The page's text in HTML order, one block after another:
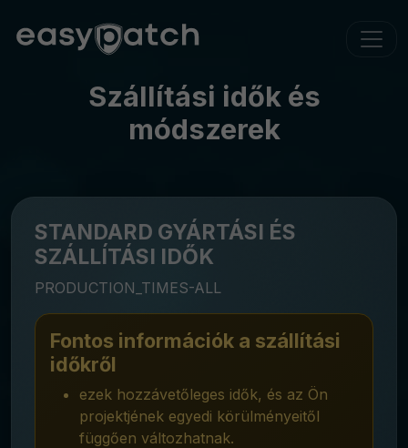
Szállítási idők és
módszerek
STANDARD GYÁRTÁSI ÉS
SZÁLLÍTÁSI IDŐK
PRODUCTION_TIMES-ALL
Fontos információk a szállítási
időkről
ezek hozzávetőleges idők, és az Ön
projektjének egyedi körülményeitől
függően változhatnak.